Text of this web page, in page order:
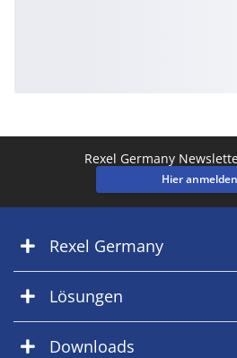
Rexel Germany
Hier
Rexel Germany
Lösungen
Downloads